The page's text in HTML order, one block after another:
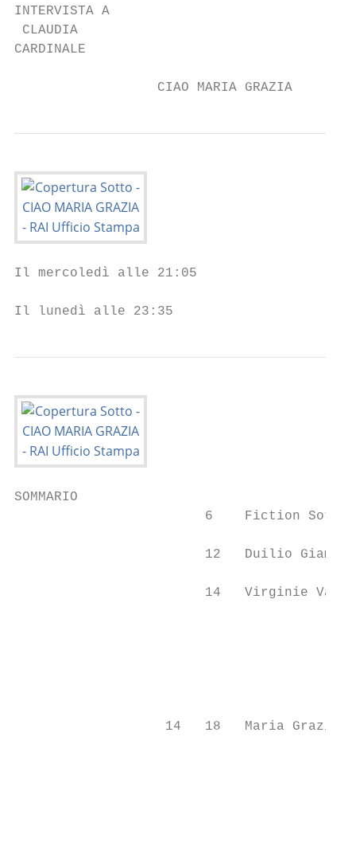
INTERVISTA A
CLAUDIA
CARDINALE
                  CIAO MARIA GRAZIA
Il mercoledì alle 21:05
Il lunedì alle 23:35
SOMMARIO
6    Fiction Sotto
12   Duilio
14   Virginie
14   18   Maria Grazia